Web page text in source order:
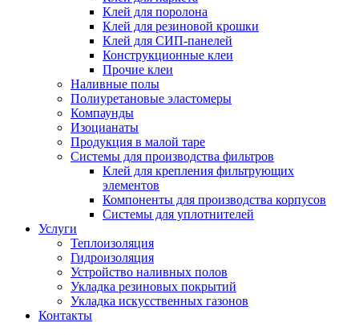
Клей для поролона
Клей для резиновой крошки
Клей для СИП-панелей
Конструкционные клеи
Прочие клеи
Наливные полы
Полиуретановые эластомеры
Компаунды
Изоцианаты
Продукция в малой таре
Системы для производства фильтров
Клей для крепления фильтрующих
элементов
Компоненты для производства корпусов
Системы для уплотнителей
Услуги
Теплоизоляция
Гидроизоляция
Устройство наливных полов
Укладка резиновых покрытий
Укладка искусственных газонов
Контакты